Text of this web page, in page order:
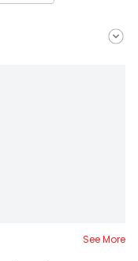
See More